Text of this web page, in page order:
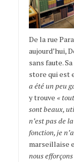
De la rue
aujourd’hui,
sans faute.
store qui est
a été un peu
y trouve «
sont beaux,
n’est pas de
fonction, je
marseillaise
nous